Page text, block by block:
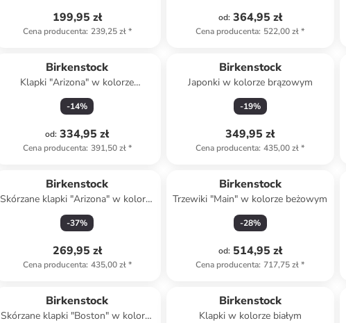
199,95 zł
Cena producenta: 239,25 zł*
od: 364,95 zł
Cena producenta: 522,00 zł*
Birkenstock
Klapki "Arizona" w kolorze
granatowym
-14%
od: 334,95 zł
Cena producenta: 391,50 zł*
Birkenstock
Japonki w kolorze brązowym
-19%
349,95 zł
Cena producenta: 435,00 zł*
Birkenstock
Skórzane klapki "Arizona" w kolorze
beżowym
-37%
269,95 zł
Cena producenta: 435,00 zł*
Birkenstock
Trzewiki "Main" w kolorze beżowym
-28%
od: 514,95 zł
Cena producenta: 717,75 zł*
Birkenstock
Skórzane klapki "Boston" w kolorze
Birkenstock
Klapki w kolorze białym